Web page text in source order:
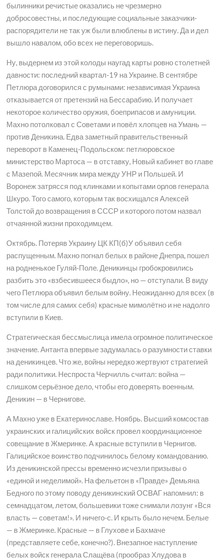
былинники речистые оказались не чрезмерно
добросовестны, и последующие социальные заказчики-
распорядители не так уж были влюблены в истину. Да и дел
вышло навалом, обо всех не переговоришь.
Ну, выдернем из этой колоды наугад карты ровно столетней
давности: последний квартал-19 на Украине. В сентябре
Петлюра договорился с румынами: независимая Украина
отказывается от претензий на Бессарабию. И получает
некоторое количество оружия, боеприпасов и амуниции.
Махно потолковал с Советами и повёл хлопцев на Умань —
против Деникина. Едва заметный правительственный
переворот в Каменец-Подольском: петлюровское
министерство Мартоса — в отставку, Новый кабинет во главе
с Мазепой. Месячник мира между УНР и Польшей. И
Воронеж затрясся под клинками и копытами орлов генерала
Шкуро. Того самого, которым так восхищался Алексей
Толстой до возвращения в СССР и которого потом назвал
отчаянной жизни проходимцем.
Октябрь. Потеряв Украину ЦК КП(б)У объявил себя
распущенным. Махно погнал белых в районе Днепра, пошел
на родненькое Гуляй-Поле. Деникинцы гробокровились
разбить это «взбесившееся быдло», но — отступали. В виду
чего Петлюра объявил белым войну. Неожиданно для всех (в
том числе для самих себя) красные мимолётно и не надолго
вступили в Киев.
Стратегическая бессмыслица имела огромное политическое
значение. Антанта впервые задумалась о разумности ставки
на деникинцев. Что же, войны нередко жертвуют стратегией
ради политики. Неспроста Черчилль считал: война —
слишком серьёзное дело, чтобы его доверять военным.
Деникин — в Чернигове.
А Махно уже в Екатеринославе. Ноябрь. Высший комсостав
украинских и галицийских войск провел координационное
совещание в Жмеринке. А красные вступили в Чернигов.
Галицийское воинство подчинилось белому командованию.
Из деникинской прессы временно исчезли призывы о
«единой и неделимой». На фельетон в «Правде» Демьяна
Бедного по этому поводу деникинский ОСВАГ напомнил: в
семнадцатом, летом, большевики тоже снимали лозунг «Вся
власть — советам!». И ничего-с. И крыть было нечем. Белые
— в Жмеринке. Красные — в Глухове и Бахмаче
(представляете себе, конечно?). Внезапное наступление
белых войск генерала Слащёва (прообраз Хлудова в